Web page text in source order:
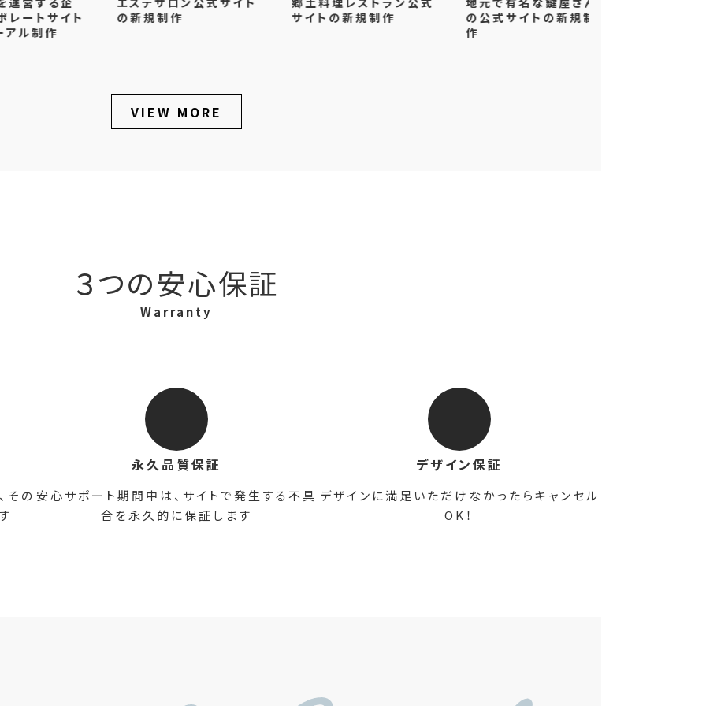
サイト
作
の新規制作
サイトの新規制作
の公式サイトの新規制
VIEW MORE
３つの安心保証
Warranty
その
永久品質保証
安心サポート期間中は、サイトで発生する不具
合を永久的に保証します
デザイン保証
デザインに満足いただけなかったらキャンセル
OK！